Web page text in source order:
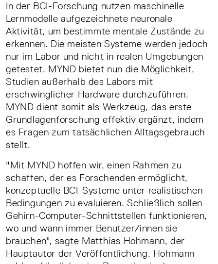
In der BCI-Forschung nutzen maschinelle
Lernmodelle aufgezeichnete neuronale
Aktivität, um bestimmte mentale Zustände zu
erkennen. Die meisten Systeme werden jedoch
nur im Labor und nicht in realen Umgebungen
getestet. MYND bietet nun die Möglichkeit,
Studien außerhalb des Labors mit
erschwinglicher Hardware durchzuführen.
MYND dient somit als Werkzeug, das erste
Grundlagenforschung effektiv ergänzt, indem
es Fragen zum tatsächlichen Alltagsgebrauch
stellt.
"Mit MYND hoffen wir, einen Rahmen zu
schaffen, der es Forschenden ermöglicht,
konzeptuelle BCI-Systeme unter realistischen
Bedingungen zu evaluieren. Schließlich sollen
Gehirn-Computer-Schnittstellen funktionieren,
wo und wann immer Benutzer/innen sie
brauchen", sagte Matthias Hohmann, der
Hauptautor der Veröffentlichung. Hohmann